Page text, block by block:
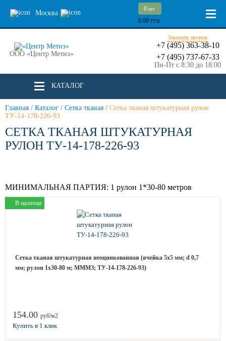
Москва
0 шт.
0.00 РУБ.
ООО «Центр Метиз»
Заказать звонок
+7 (495) 363-38-10
+7 (495) 737-67-33
Пн-Пт с 8:30 до 18:00
КАТАЛОГ
Главная / Каталог / Сетка тканая / Сетка тканая штукатурная рулон
ТУ-14-178-226-93
СЕТКА ТКАНАЯ ШТУКАТУРНАЯ
РУЛОН ТУ-14-178-226-93
МИНИМАЛЬНАЯ ПАРТИЯ: 1 рулон 1*30-80 метров
В наличии
Сетка тканая штукатурная неоцинкованная (ячейка 5х5 мм; d 0,7
мм; рулон 1х30-80 м; МММЗ; ТУ-14-178-226-93)
154.00 руб/м2